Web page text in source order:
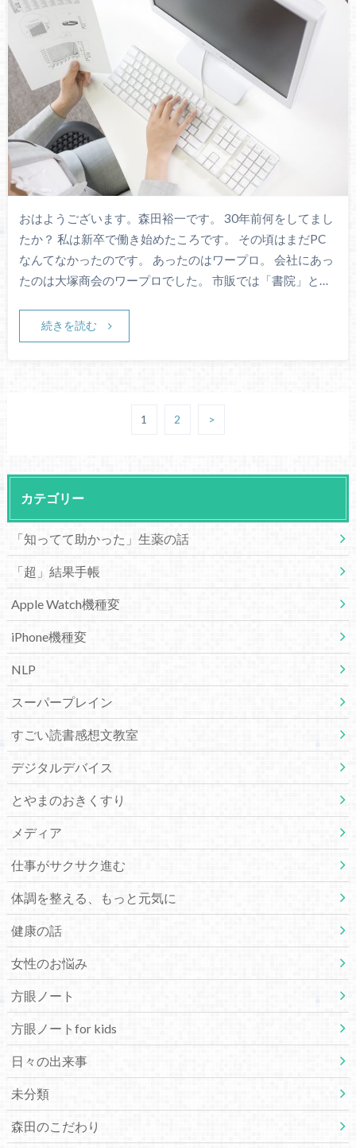
おはようございます。森田裕一です。 30年前何をしてまし
たか？ 私は新卒で働き始めたころです。 その頃はまだPC
なんてなかったのです。 あったのはワープロ。 会社にあっ
たのは大塚商会のワープロでした。 市販では「書院」と…
続きを読む
1 2 >
カテゴリー
「知ってて助かった」生薬の話
「超」結果手帳
Apple Watch機種変
iPhone機種変
NLP
スーパープレイン
すごい読書感想文教室
デジタルデバイス
とやまのおきくすり
メディア
仕事がサクサク進む
体調を整える、もっと元気に
健康の話
女性のお悩み
方眼ノート
方眼ノートfor kids
日々の出来事
未分類
森田のこだわり